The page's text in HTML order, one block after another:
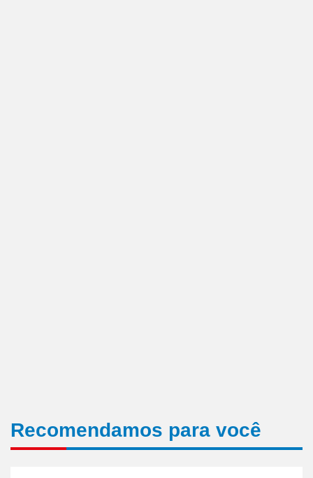
Recomendamos para você